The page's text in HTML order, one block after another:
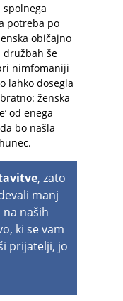
spolnega
potreba po
običajno
družbah še
nimfomaniji
lahko dosegla
ženska
od enega
bo našla
, zato
manj
na naših
ki se vam
prijatelji, jo